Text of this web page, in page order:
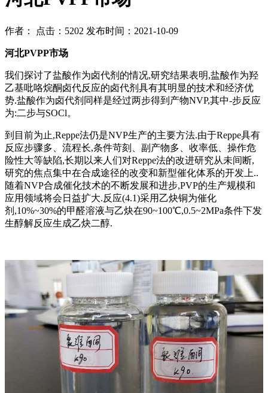
作者： 点击：5202 发布时间：2021-10-09
河北PVPP市场
我们探讨了盐酸作为卤代剂的情况,研究结果表明,盐酸作为羟
乙基吡咯烷酮卤代反应的卤代剂具有其明显的技术和经济优
势.盐酸作为卤代剂同样是经过两步得到产物NVP,其中-步反应
为:二步与SOCl。
到目前为止,Reppe法仍是NVP生产的主要方法.由于Reppe具有
反应步骤多、流程长,条件苛刻、副产物多、收率低、操作危
险性大等缺陷,长期以来人们对Reppe法的改进研究从未间断,
研究的焦点集中在合成途径的改变和新型催化体系的开发上..
随着NVP合成催化技术的不断发展和进步,PVP的生产规模和
应用领域将会日益扩大.反应(4.1)采用乙炔铜为催化
剂,10%~30%的甲醛溶液与乙炔在90~100℃,0.5~2MPa条件下发
生醇解反应生成乙炔二醇.